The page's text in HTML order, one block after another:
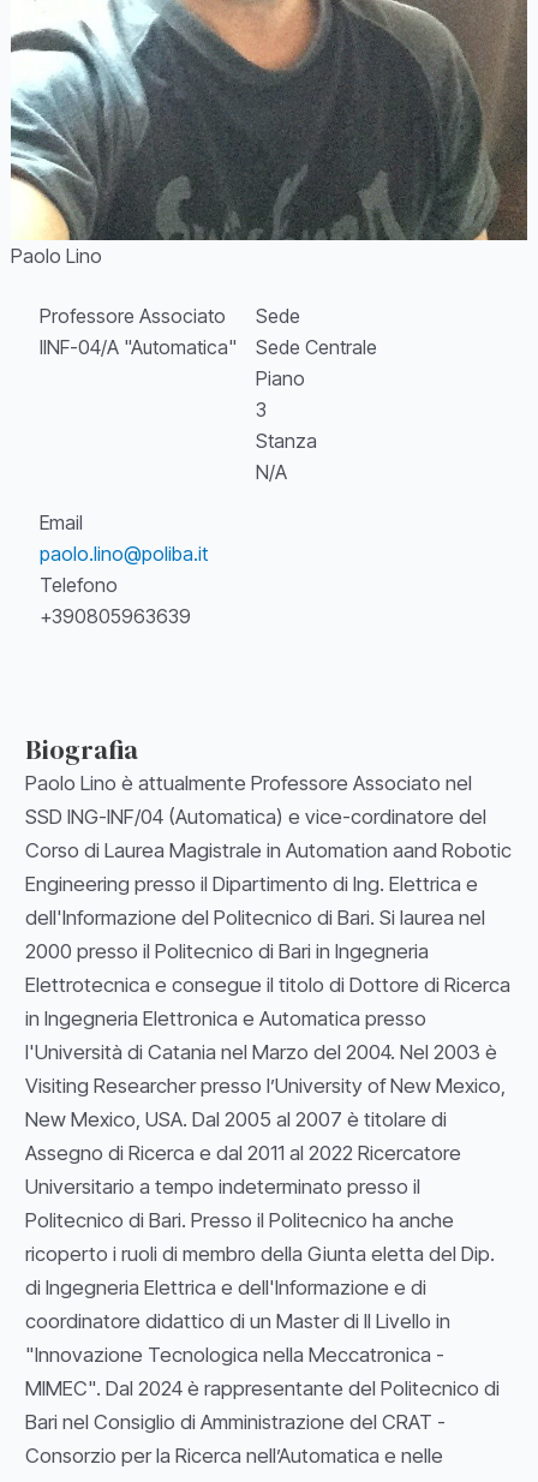
Paolo Lino
Professore Associato
IINF-04/A "Automatica"
Sede
Sede Centrale
Piano
3
Stanza
N/A
Email
paolo.lino@poliba.it
Telefono
+390805963639
Biografia
Paolo Lino è attualmente Professore Associato nel
SSD ING-INF/04 (Automatica) e vice-cordinatore del
Corso di Laurea Magistrale in Automation aand Robotic
Engineering presso il Dipartimento di Ing. Elettrica e
dell'Informazione del Politecnico di Bari. Si laurea nel
2000 presso il Politecnico di Bari in Ingegneria
Elettrotecnica e consegue il titolo di Dottore di Ricerca
in Ingegneria Elettronica e Automatica presso
l'Università di Catania nel Marzo del 2004. Nel 2003 è
Visiting Researcher presso l’University of New Mexico,
New Mexico, USA. Dal 2005 al 2007 è titolare di
Assegno di Ricerca e dal 2011 al 2022 Ricercatore
Universitario a tempo indeterminato presso il
Politecnico di Bari. Presso il Politecnico ha anche
ricoperto i ruoli di membro della Giunta eletta del Dip.
di Ingegneria Elettrica e dell'Informazione e di
coordinatore didattico di un Master di II Livello in
"Innovazione Tecnologica nella Meccatronica -
MIMEC". Dal 2024 è rappresentante del Politecnico di
Bari nel Consiglio di Amministrazione del CRAT -
Consorzio per la Ricerca nell’Automatica e nelle